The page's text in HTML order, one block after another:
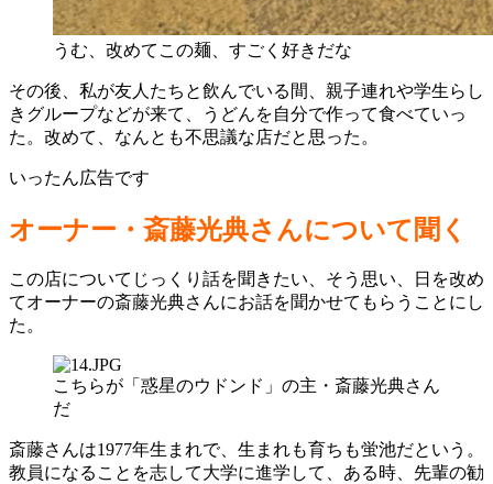
うむ、改めてこの麺、すごく好きだな
その後、私が友人たちと飲んでいる間、親子連れや学生らし
きグループなどが来て、うどんを自分で作って食べていっ
た。改めて、なんとも不思議な店だと思った。
いったん広告です
オーナー・斎藤光典さんについて聞く
この店についてじっくり話を聞きたい、そう思い、日を改め
てオーナーの斎藤光典さんにお話を聞かせてもらうことにし
た。
こちらが「惑星のウドンド」の主・斎藤光典さん
だ
斎藤さんは1977年生まれで、生まれも育ちも蛍池だという。
教員になることを志して大学に進学して、ある時、先輩の勧